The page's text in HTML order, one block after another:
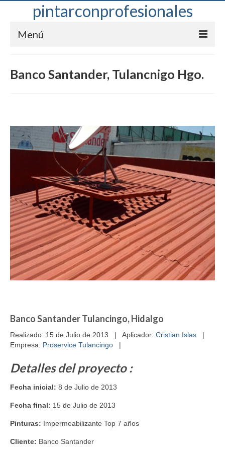
pintarconprofesionales
Menú
Servicios
Clientes
Ubícanos
Banco Santander, Tulancnigo Hgo.
Banco Santander Tulancingo, Hidalgo
Realizado: 15 de Julio de 2013 | Aplicador: Cristian Islas |
Empresa: Proservice Tulancingo |
Detalles del proyecto :
Fecha inicial: 8 de Julio de 2013
Fecha final: 15 de Julio de 2013
Pinturas: Impermeabilizante Top 7 años
Cliente: Banco Santander